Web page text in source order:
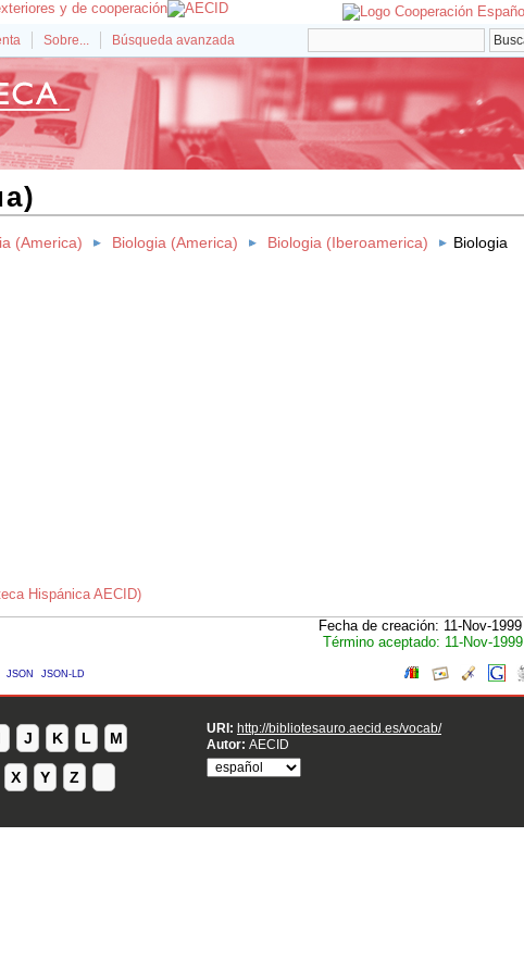
Sobre... Búsqueda avanzada
(America) Biologia (America) Biologia (Iberoamerica)
Biologia
Hispánica AECID)
Fecha de creación: 11-Nov-1999
Término aceptado: 11-Nov-1999
JSON JSON-LD
J K L M
X Y Z
URI: http://bibliotesauro.aecid.es/vocab/
Autor: AECID